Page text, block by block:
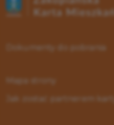
Mapa strony
Jak zostać partnerem karty